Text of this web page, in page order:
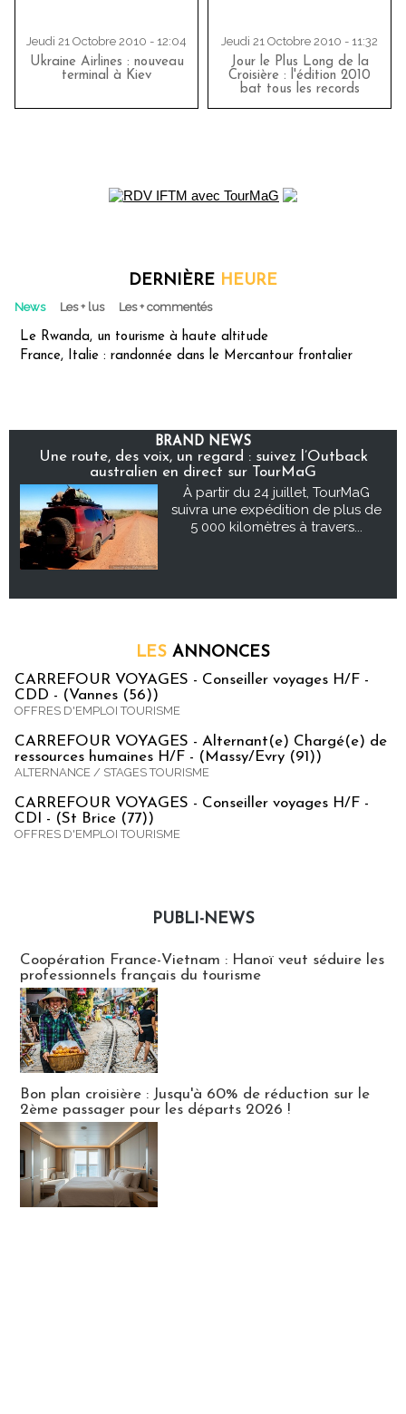
Jeudi 21 Octobre 2010 - 12:04
Ukraine Airlines : nouveau
terminal à Kiev
Jeudi 21 Octobre 2010 - 11:32
Jour le Plus Long de la
Croisière : l'édition 2010
bat tous les records
DERNIÈRE HEURE
News Les + lus Les + commentés
Le Rwanda, un tourisme à haute altitude
France, Italie : randonnée dans le Mercantour frontalier
BRAND NEWS
Une route, des voix, un regard : suivez l’Outback
australien en direct sur TourMaG
À partir du 24 juillet, TourMaG
suivra une expédition de plus de
5 000 kilomètres à travers...
LES ANNONCES
CARREFOUR VOYAGES - Conseiller voyages H/F -
CDD - (Vannes (56))
OFFRES D'EMPLOI TOURISME
CARREFOUR VOYAGES - Alternant(e) Chargé(e) de
ressources humaines H/F - (Massy/Evry (91))
ALTERNANCE / STAGES TOURISME
CARREFOUR VOYAGES - Conseiller voyages H/F -
CDI - (St Brice (77))
OFFRES D'EMPLOI TOURISME
PUBLI-NEWS
Coopération France-Vietnam : Hanoï veut séduire les
professionnels français du tourisme
Bon plan croisière : Jusqu'à 60% de réduction sur le
2ème passager pour les départs 2026 !